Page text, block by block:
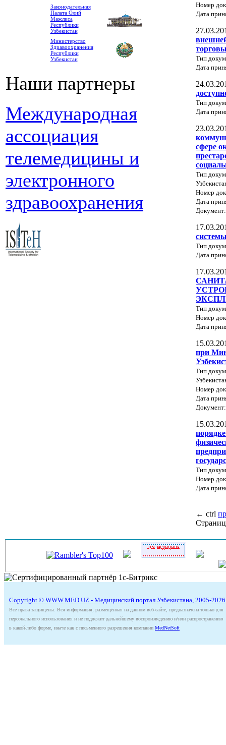
Законодательная
Палата Олий
Мажлиса
Республики
Узбекистан
Министерство
Здравоохранения
Республики
Узбекистан
Наши партнеры
Международная
ассоциация
телемедицины и
электронного
здравоохранения
Номер
Дата
Тип
Дата
Тип
Дата
сфере
Тип
Номер
Дата
Тип
Дата
Тип
Номер
Дата
при
Тип
Номер
Дата
Тип
Номер
Дата
← ctrl
Copyright © WWW.MED.UZ - Медицинский портал Узбекистана, 2005-2026
Все права защищены. Вся информация, размещённая на данном веб-сайте, предназначена только для
персонального использования и не подлежит дальнейшему воспроизведению и/или распространению
в какой-либо форме, иначе как с письменного разрешения компании MedNetSoft